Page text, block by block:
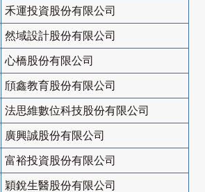
禾運投資股份有限公司
然域設計股份有限公司
心橋股份有限公司
頎鑫教育股份有限公司
法思維數位科技股份有限公司
廣興誠股份有限公司
富裕投資股份有限公司
穎銳生醫股份有限公司